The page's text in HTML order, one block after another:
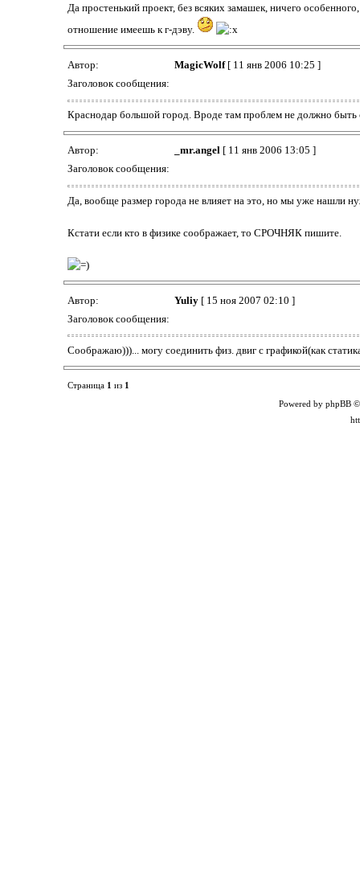
Да простенький проект, без всяких замашек, ничего
отношение имеешь к г-дэву.
Автор: MagicWolf[ 11 янв 2006 10:25 ]
Заголовок сообщения:
Краснодар большой город. Вроде там проблем не должно быть
Автор: _mr.angel[ 11 янв 2006 13:05 ]
Заголовок сообщения:
Да, вообще размер города не влияет на это, но мы уже нашли
Кстати если кто в физике соображает, то СРОЧНЯК пишите.
Автор: Yuliy[ 15 ноя 2007 02:10 ]
Заголовок сообщения:
Соображаю)))... могу соединить физ. двиг с графикой(как
Страница 1 из 1
Powered by phpBB